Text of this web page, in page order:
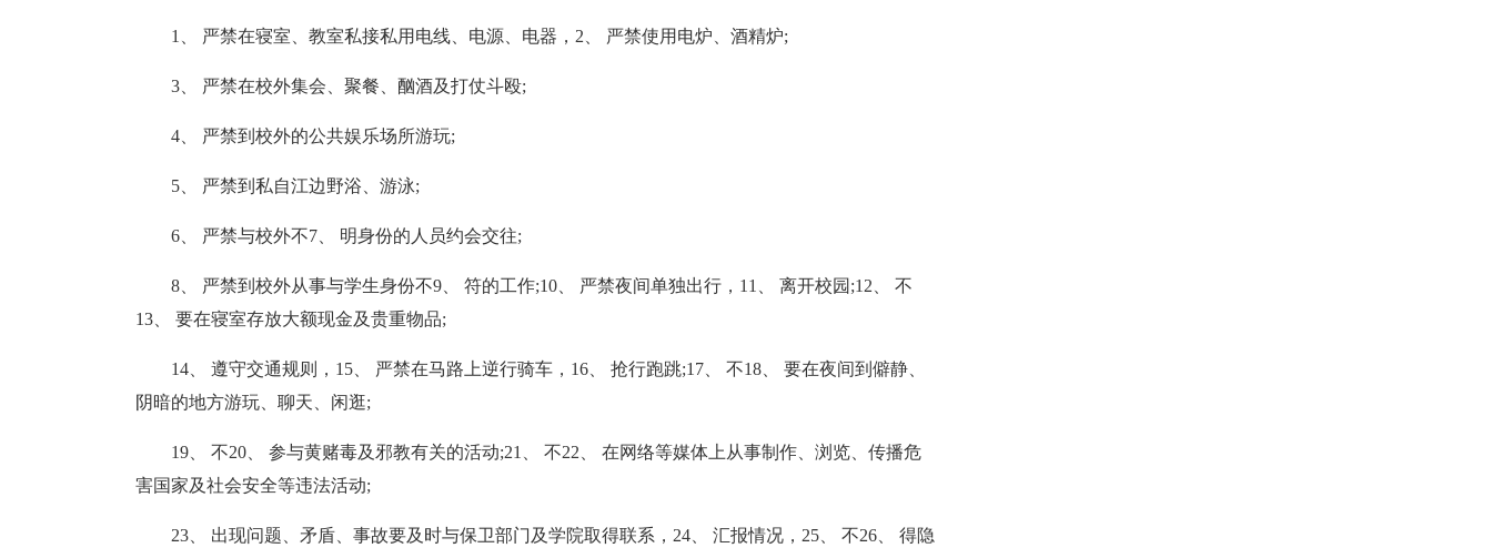
1、 严禁在寝室、教室私接私用电线、电源、电器，2、 严禁使用电炉、酒精炉;
3、 严禁在校外集会、聚餐、酗酒及打仗斗殴;
4、 严禁到校外的公共娱乐场所游玩;
5、 严禁到私自江边野浴、游泳;
6、 严禁与校外不7、 明身份的人员约会交往;
8、 严禁到校外从事与学生身份不9、 符的工作;10、 严禁夜间单独出行，11、 离开校园;12、 不
13、 要在寝室存放大额现金及贵重物品;
14、 遵守交通规则，15、 严禁在马路上逆行骑车，16、 抢行跑跳;17、 不18、 要在夜间到僻静、
阴暗的地方游玩、聊天、闲逛;
19、 不20、 参与黄赌毒及邪教有关的活动;21、 不22、 在网络等媒体上从事制作、浏览、传播危
害国家及社会安全等违法活动;
23、 出现问题、矛盾、事故要及时与保卫部门及学院取得联系，24、 汇报情况，25、 不26、 得隐